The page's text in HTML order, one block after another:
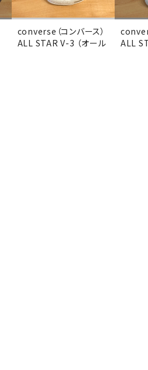
converse（コンバース）
ALL STAR V-3 （オール
ALL